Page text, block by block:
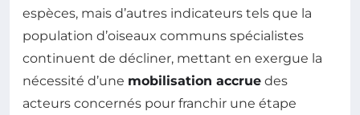
espèces, mais d’autres indicateurs tels que la
population d’oiseaux communs spécialistes
continuent de décliner, mettant en exergue la
nécessité d’une mobilisation accrue des
acteurs concernés pour franchir une étape